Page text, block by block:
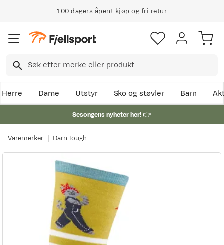
100 dagers åpent kjøp og fri retur
Herre Dame Utstyr Sko og støvler Barn
Sesongens nyheter her!👉
Varemerker Darn Tough